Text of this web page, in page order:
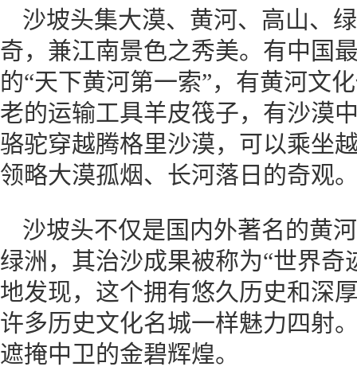
沙坡头集大漠、黄河、高山、
奇，兼江南景色之秀美。有中国
的“天下黄河第一索”，有黄河文
老的运输工具羊皮筏子，有沙漠
骆驼穿越腾格里沙漠，可以乘坐
领略大漠孤烟、长河落日的奇观
沙坡头不仅是国内外著名的黄
绿洲，其治沙成果被称为“世界
地发现，这个拥有悠久历史和深
许多历史文化名城一样魅力四射
遮掩中卫的金碧辉煌。